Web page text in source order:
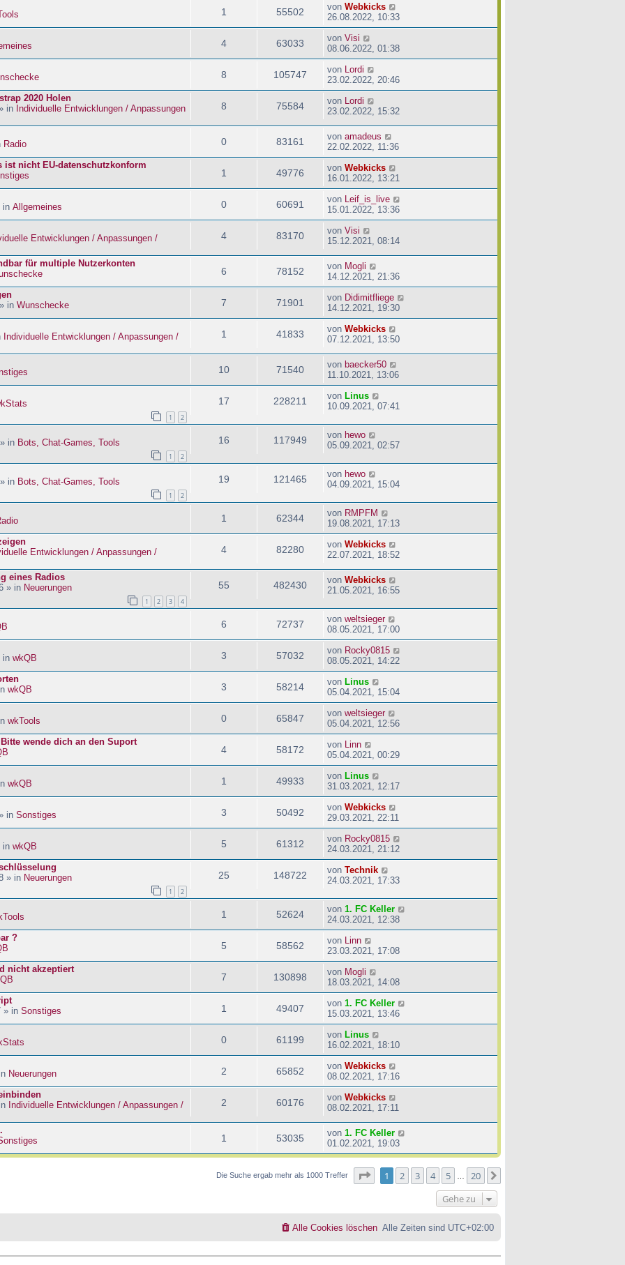
1 55502 von Webkicks
26.08.2022, 10:33
4 63033 von Visi
08.06.2022, 01:38
8 105747 von Lordi
23.02.2022, 20:46
2020 Holen
in Individuelle Entwicklungen / Anpassungen
8 75584 von Lordi
23.02.2022, 15:32
Radio 0 83161 von amadeus
22.02.2022, 11:36
nicht EU-datenschutzkonform
1 49776 von Webkicks
16.01.2022, 13:21
in Allgemeines 0 60691 von Leif_is_live
15.01.2022, 13:36
Entwicklungen / Anpassungen /
4 83170 von Visi
15.12.2021, 08:14
für multiple Nutzerkonten
6 78152 von Mogli
14.12.2021, 21:36
in Wunschecke 7 71901 von Didimitfliege
14.12.2021, 19:30
Individuelle Entwicklungen / Anpassungen /
1 41833 von Webkicks
07.12.2021, 13:50
10 71540 von baecker50
11.10.2021, 13:06
1 2
17 228211 von Linus
10.09.2021, 07:41
in Bots, Chat-Games, Tools
1 2
16 117949 von hewo
05.09.2021, 02:57
in Bots, Chat-Games, Tools
1 2
19 121465 von hewo
04.09.2021, 15:04
1 62344 von RMPFM
19.08.2021, 17:13
Entwicklungen / Anpassungen /
4 82280 von Webkicks
22.07.2021, 18:52
eines Radios
» in Neuerungen
1 2 3 4
55 482430 von Webkicks
21.05.2021, 16:55
6 72737 von weltsieger
08.05.2021, 17:00
in wkQB 3 57032 von Rocky0815
08.05.2021, 14:22
wkQB 3 58214 von Linus
05.04.2021, 15:04
wkTools 0 65847 von weltsieger
05.04.2021, 12:56
wende dich an den Suport
4 58172 von Linn
05.04.2021, 00:29
wkQB 1 49933 von Linus
31.03.2021, 12:17
in Sonstiges 3 50492 von Webkicks
29.03.2021, 22:11
in wkQB 5 61312 von Rocky0815
24.03.2021, 21:12
» in Neuerungen
1 2
25 148722 von Technik
24.03.2021, 17:33
1 52624 von 1. FC Keller
24.03.2021, 12:38
?
5 58562 von Linn
23.03.2021, 17:08
nicht akzeptiert
7 130898 von Mogli
18.03.2021, 14:08
» in Sonstiges 1 49407 von 1. FC Keller
15.03.2021, 13:46
0 61199 von Linus
16.02.2021, 18:10
Neuerungen 2 65852 von Webkicks
08.02.2021, 17:16
Individuelle Entwicklungen / Anpassungen /
2 60176 von Webkicks
08.02.2021, 17:11
1 53035 von 1. FC Keller
01.02.2021, 19:03
Die Suche ergab mehr als 1000 Treffer Seite von20
1 2 3 4 5 20
Gehe zu
Alle Zeiten sind UTC+02:00
Alle Cookies löschen